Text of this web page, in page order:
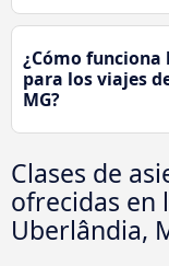
¿Cómo funciona
para los viajes
MG?
Clases de
ofrecidas en
Uberlândia,